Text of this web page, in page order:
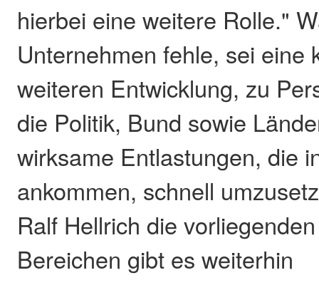
hierbei eine weitere Rolle."
Unternehmen fehle, sei eine
weiteren Entwicklung, zu
die Politik, Bund sowie
wirksame Entlastungen, die
ankommen, schnell
Ralf Hellrich die
Bereichen gibt es weiterhin